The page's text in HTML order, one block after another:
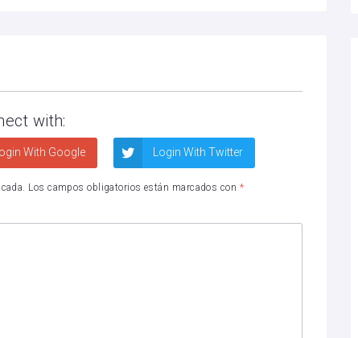
with:
With Google Login With Twitter
Los campos obligatorios están marcados con *